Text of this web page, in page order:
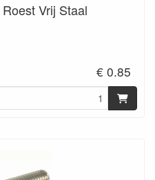
Vrij Staal
€ 0.85